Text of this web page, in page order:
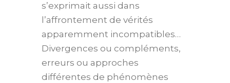
s’exprimait aussi dans
l’affrontement de vérités
apparemment incompatibles…
Divergences ou compléments,
erreurs ou approches
différentes de phénomènes